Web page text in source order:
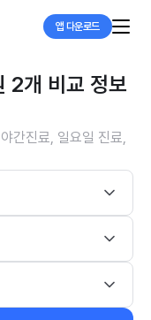
앱 다운로드
2개 비교 정보
간진료, 일요일 진료,